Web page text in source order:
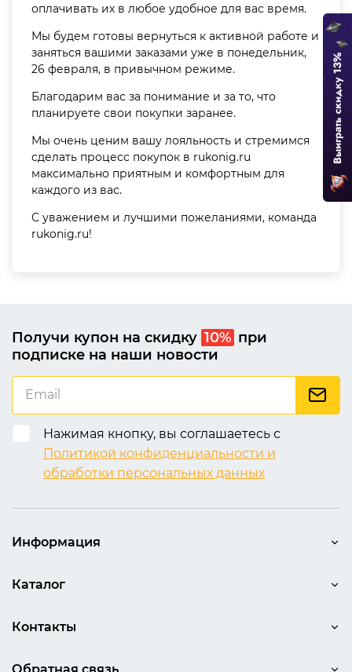
оплачивать их в любое удобное для вас время.
Мы будем готовы вернуться к активной работе и
заняться вашими заказами уже в понедельник,
26 февраля, в привычном режиме.
Благодарим вас за понимание и за то, что
планируете свои покупки заранее.
Мы очень ценим вашу лояльность и стремимся
сделать процесс покупок в rukonig.ru
максимально приятным и комфортным для
каждого из вас.
С уважением и лучшими пожеланиями, команда
rukonig.ru!
Получи купон на скидку 10% при
подписке на наши новости
Нажимая кнопку, вы соглашаетесь с
Политикой конфиденциальности и
обработки персональных данных
Информация
Каталог
Контакты